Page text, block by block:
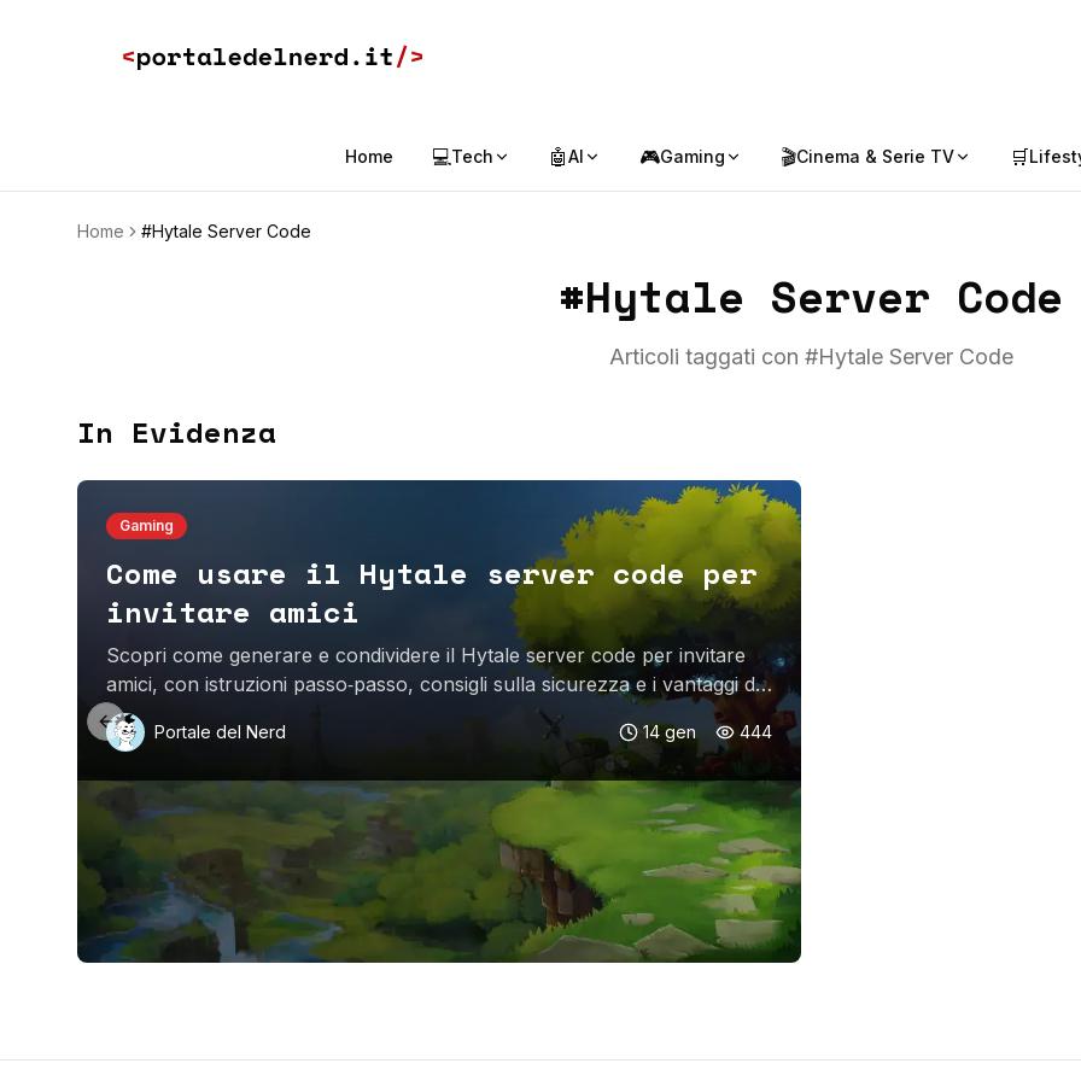
Home 💻Tech 🤖AI 🎮Gaming 🎬Cinema & Serie TV 🛒
Home #Hytale Server Code
#Hytale Server Code
Articoli taggati con #Hytale Server Code
In Evidenza
Gaming
Come usare il Hytale server code per
invitare amici
Scopri come generare e condividere il Hytale server code per invitare
amici, con istruzioni passo‑passo, consigli sulla sicurezza e i vantaggi dei
server.
Portale del Nerd 14 gen 444
Previous slide